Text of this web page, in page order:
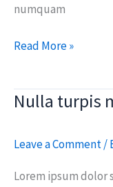
numquam
Read More »
Nulla turpis
Leave a Comment/
Lorem ipsum dolor
Nulla
magna